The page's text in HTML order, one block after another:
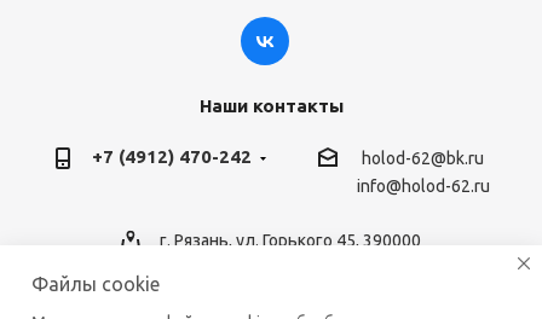
Наши контакты
+7 (4912) 470-242
holod-62@bk.ru
info@holod-62.ru
г. Рязань, ул. Горького 45, 390000
Файлы cookie